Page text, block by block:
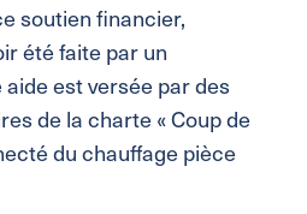
soutien financier,
été faite par un
est versée par des
de la charte « Coup de
du chauffage pièce